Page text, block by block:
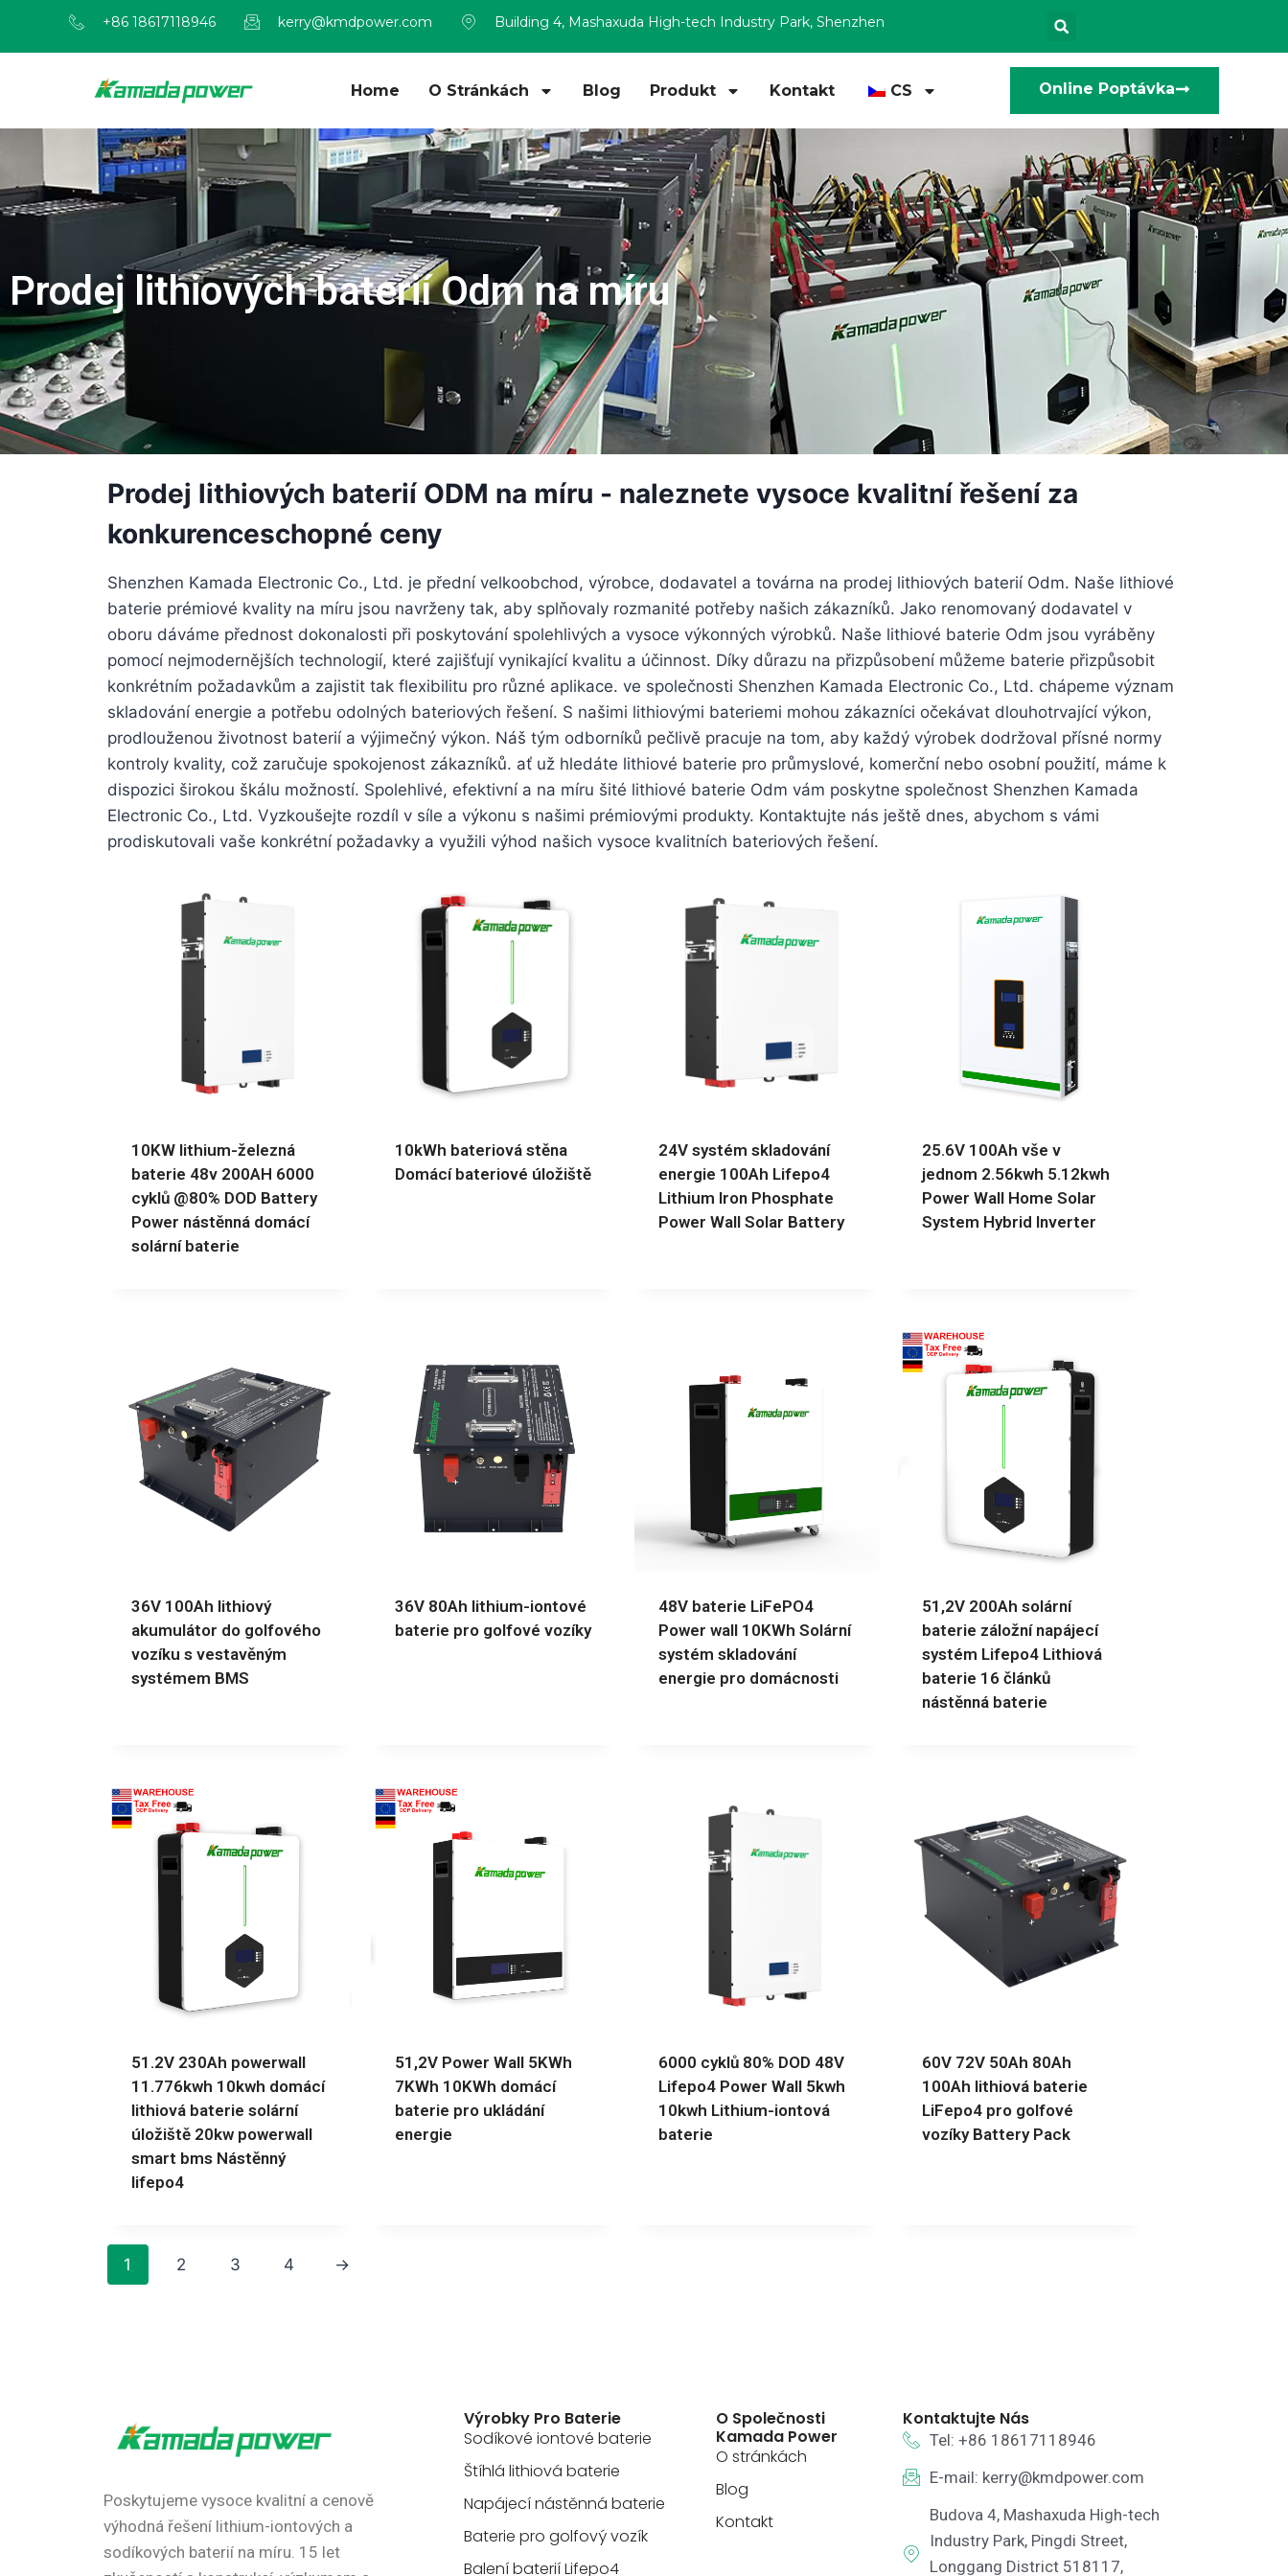
+86 18617118946 kerry@kmdpower.com Building 4, Mashaxuda High-tech Industry Park, Shenzhen
Home O Stránkách Blog Produkt Kontakt CS Online Poptávka
Prodej lithiových baterií Odm na míru
Prodej lithiových baterií ODM na míru - naleznete vysoce kvalitní řešení za
konkurenceschopné ceny
Shenzhen Kamada Electronic Co., Ltd. je přední velkoobchod, výrobce, dodavatel a továrna na prodej lithiových baterií Odm. Naše lithiové
baterie prémiové kvality na míru jsou navrženy tak, aby splňovaly rozmanité potřeby našich zákazníků. Jako renomovaný dodavatel v
oboru dáváme přednost dokonalosti při poskytování spolehlivých a vysoce výkonných výrobků. Naše lithiové baterie Odm jsou vyráběny
pomocí nejmodernějších technologií, které zajišťují vynikající kvalitu a účinnost. Díky důrazu na přizpůsobení můžeme baterie přizpůsobit
konkrétním požadavkům a zajistit tak flexibilitu pro různé aplikace. ve společnosti Shenzhen Kamada Electronic Co., Ltd. chápeme význam
skladování energie a potřebu odolných bateriových řešení. S našimi lithiovými bateriemi mohou zákazníci očekávat dlouhotrvající výkon,
prodlouženou životnost baterií a výjimečný výkon. Náš tým odborníků pečlivě pracuje na tom, aby každý výrobek dodržoval přísné normy
kontroly kvality, což zaručuje spokojenost zákazníků. ať už hledáte lithiové baterie pro průmyslové, komerční nebo osobní použití, máme k
dispozici širokou škálu možností. Spolehlivé, efektivní a na míru šité lithiové baterie Odm vám poskytne společnost Shenzhen Kamada
Electronic Co., Ltd. Vyzkoušejte rozdíl v síle a výkonu s našimi prémiovými produkty. Kontaktujte nás ještě dnes, abychom s vámi
prodiskutovali vaše konkrétní požadavky a využili výhod našich vysoce kvalitních bateriových řešení.
10KW lithium-železná
baterie 48v 200AH 6000
cyklů @80% DOD Battery
Power nástěnná domácí
solární baterie
10kWh bateriová stěna
Domácí bateriové úložiště
24V systém skladování
energie 100Ah Lifepo4
Lithium Iron Phosphate
Power Wall Solar Battery
25.6V 100Ah vše v
jednom 2.56kwh 5.12kwh
Power Wall Home Solar
System Hybrid Inverter
36V 100Ah lithiový
akumulátor do golfového
vozíku s vestavěným
systémem BMS
36V 80Ah lithium-iontové
baterie pro golfové vozíky
48V baterie LiFePO4
Power wall 10KWh Solární
systém skladování
energie pro domácnosti
51,2V 200Ah solární
baterie záložní napájecí
systém Lifepo4 Lithiová
baterie 16 článků
nástěnná baterie
51.2V 230Ah powerwall
11.776kwh 10kwh domácí
lithiová baterie solární
úložiště 20kw powerwall
smart bms Nástěnný
lifepo4
51,2V Power Wall 5KWh
7KWh 10KWh domácí
baterie pro ukládání
energie
6000 cyklů 80% DOD 48V
Lifepo4 Power Wall 5kwh
10kwh Lithium-iontová
baterie
60V 72V 50Ah 80Ah
100Ah lithiová baterie
LiFepo4 pro golfové
vozíky Battery Pack
1 2 3 4 →
Poskytujeme vysoce kvalitní a cenově
výhodná řešení lithium-iontových a
sodíkových baterií na míru. 15 let
Výrobky Pro Baterie
Sodíkové iontové baterie
Štíhlá lithiová baterie
Napájecí nástěnná baterie
Baterie pro golfový vozík
Balení baterií Lifepo4
O Společnosti
Kamada Power
O stránkách
Blog
Kontakt
Kontaktujte Nás
Tel: +86 18617118946
E-mail: kerry@kmdpower.com
Budova 4, Mashaxuda High-tech
Industry Park, Pingdi Street,
Longgang District 518117,